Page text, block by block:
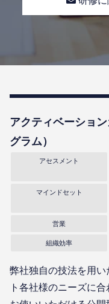
アクティベーショ
グラム）
アセスメント
マインドセット
営業
組織効率
弊社独自の技法を用
ト各社様のニーズに合